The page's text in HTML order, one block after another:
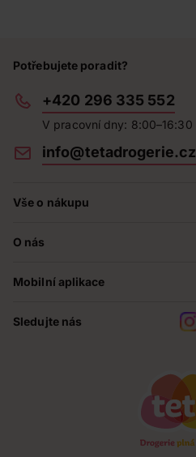
Potřebujete poradit?
+420 296 335 552
V pracovní dny: 8:00–16:30
info@tetadrogerie.cz
Vše o nákupu
Prodejny
Obchodní podmínky
O nás
Teta pomáhá
Mobilní aplikace
Sledujte nás